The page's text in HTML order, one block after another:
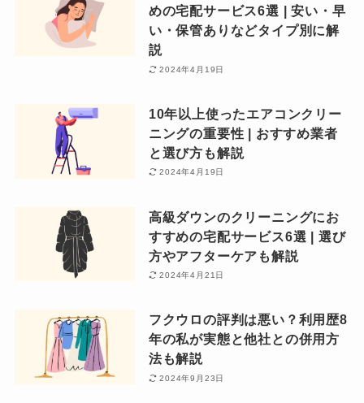
めの宅配サービス6選 | 安い・早
い・保管ありなどタイプ別に解
説
2024年4月19日
10年以上使ったエアコンクリー
ニングの重要性 | おすすめ業者
と選び方も解説
2024年4月19日
高級ダウンのクリーニングにお
すすめの宅配サービス6選 | 選び
方やアフターケアも解説
2024年4月21日
フクウロの評判は悪い？利用歴8
年の私が実態と他社との併用方
法も解説
2024年9月23日